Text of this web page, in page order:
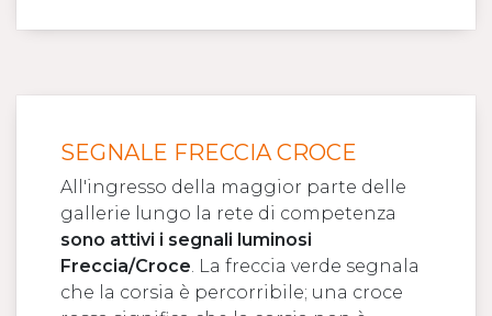
SEGNALE FRECCIA CROCE
All'ingresso della maggior parte delle
gallerie lungo la rete di competenza
sono attivi i segnali luminosi
Freccia/Croce. La freccia verde segnala
che la corsia è percorribile; una croce